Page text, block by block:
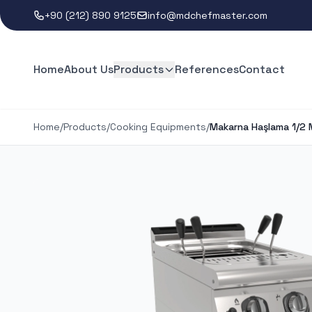
+90 (212) 890 9125 info@mdchefmaster.com
HomeAbout UsProducts ReferencesContact
Home/Products/Cooking Equipments/Makarna Haşlama 1/2